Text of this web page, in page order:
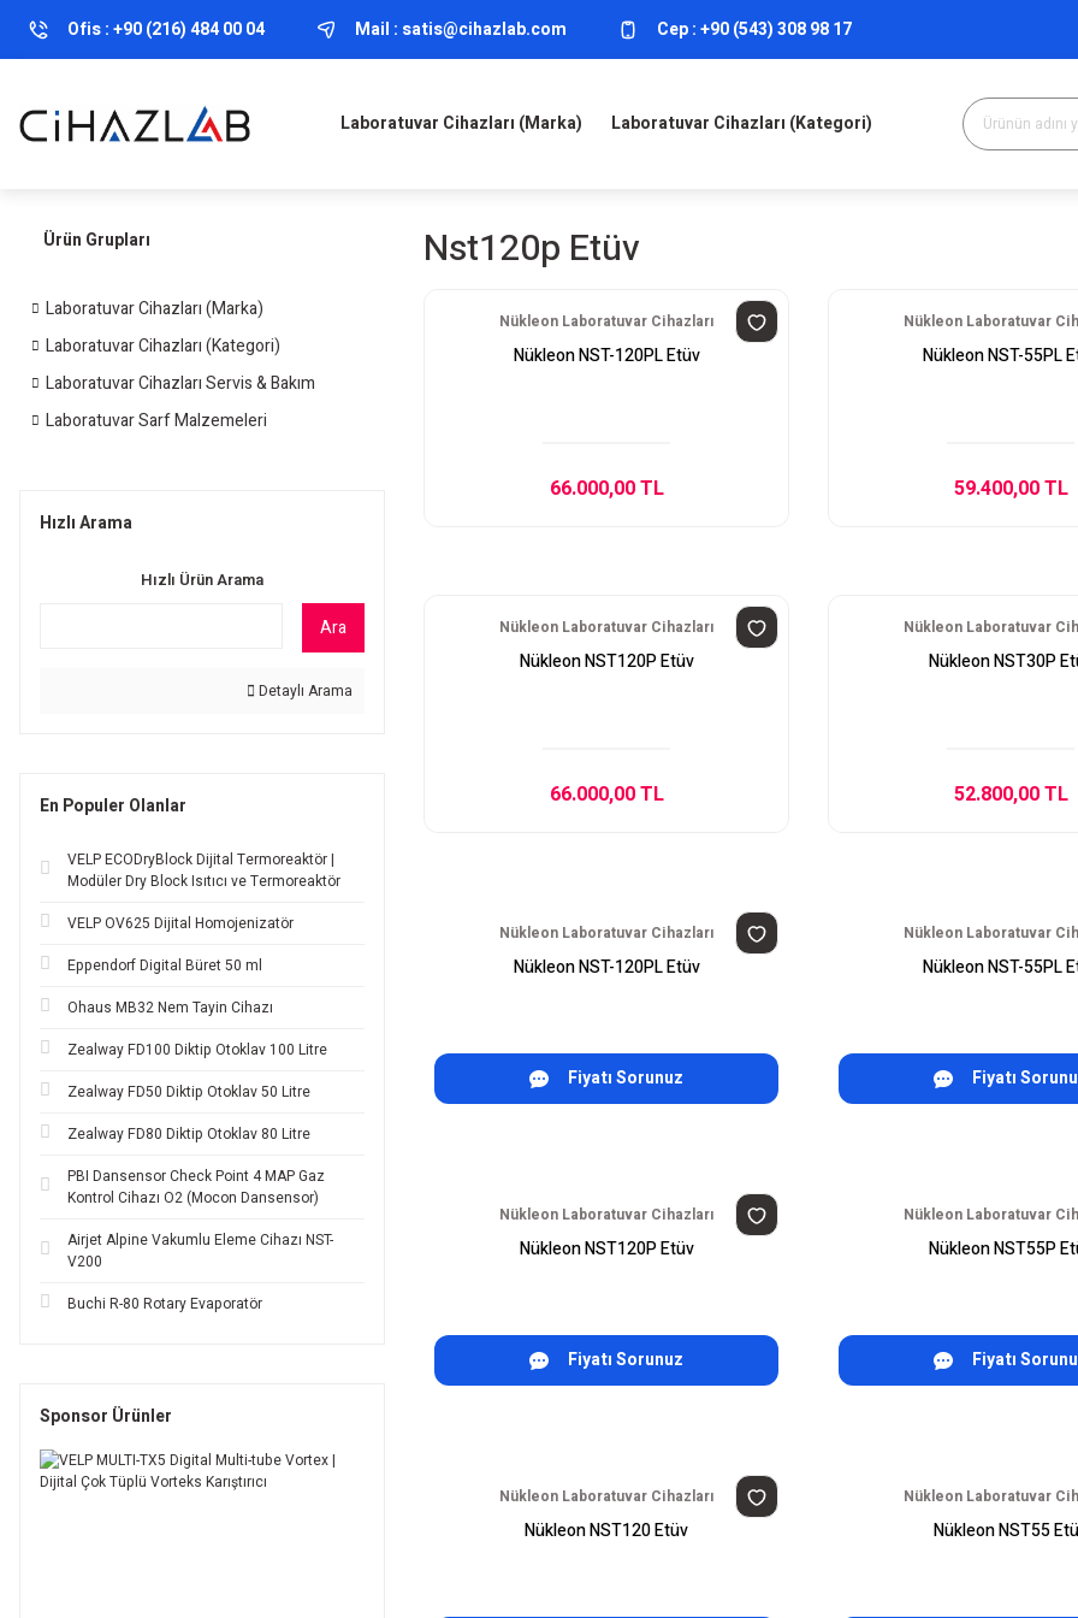
Ofis :+90 (216) 484 00 04 Mail : satis@cihazlab.com Cep :+90 (543) 308 98 17
Laboratuvar Cihazları (Marka) Laboratuvar Cihazları (Kategori)
Ürün Grupları
Laboratuvar Cihazları (Marka)
Laboratuvar Cihazları (Kategori)
Laboratuvar Cihazları Servis & Bakım
Laboratuvar Sarf Malzemeleri
Hızlı Arama
Hızlı Ürün Arama
Ara
Detaylı Arama
En Populer Olanlar
VELP ECODryBlock Dijital Termoreaktör |
Modüler Dry Block Isıtıcı ve Termoreaktör
VELP OV625 Dijital Homojenizatör
Eppendorf Digital Büret 50 ml
Ohaus MB32 Nem Tayin Cihazı
Zealway FD100 Diktip Otoklav 100 Litre
Zealway FD50 Diktip Otoklav 50 Litre
Zealway FD80 Diktip Otoklav 80 Litre
PBI Dansensor Check Point 4 MAP Gaz
Kontrol Cihazı O2 (Mocon Dansensor)
Airjet Alpine Vakumlu Eleme Cihazı NST-
V200
Buchi R-80 Rotary Evaporatör
Sponsor Ürünler
Nst120p Etüv
Nükleon Laboratuvar Cihazları
Nükleon NST-120PL Etüv
66.000,00 TL
Nükleon Laboratuvar
Nükleon NST-55PL
59.400,00 TL
Nükleon Laboratuvar Cihazları
Nükleon NST120P Etüv
66.000,00 TL
Nükleon Laboratuvar
Nükleon NST30P
52.800,00 TL
Nükleon Laboratuvar Cihazları
Nükleon NST-120PL Etüv
Fiyatı Sorunuz
Nükleon Laboratuvar
Nükleon NST-55PL
Fiyatı
Nükleon Laboratuvar Cihazları
Nükleon NST120P Etüv
Fiyatı Sorunuz
Nükleon Laboratuvar
Nükleon NST55P
Fiyatı
Nükleon Laboratuvar Cihazları
Nükleon NST120 Etüv
Nükleon Laboratuvar
Nükleon NST55